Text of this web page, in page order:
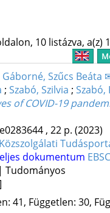
10 listázva, a(z)
Gáborné, Szűcs Beáta
; Szabó, Szilvia ; Szabó,
of COVID-19
, 22 p. (2023)
dokumentum
Tudományos
41, Független: 30,